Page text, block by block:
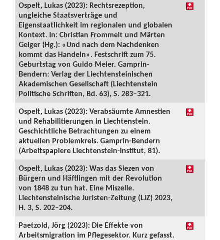
Ospelt, Lukas (2023): Rechtsrezeption,
ungleiche Staatsverträge und
Eigenstaatlichkeit im regionalen und globalen
Kontext. In: Christian Frommelt und Märten
Geiger (Hg.): «Und nach dem Nachdenken
kommt das Handeln». Festschrift zum 75.
Geburtstag von Guido Meier. Gamprin-
Bendern: Verlag der Liechtensteinischen
Akademischen Gesellschaft (Liechtenstein
Politische Schriften, Bd. 63), S. 283–321.
Ospelt, Lukas (2023): Verabsäumte Amnestien
und Rehabilitierungen in Liechtenstein.
Geschichtliche Betrachtungen zu einem
aktuellen Problemkreis. Gamprin-Bendern
(Arbeitspapiere Liechtenstein-Institut, 81).
Ospelt, Lukas (2023): Was das Siezen von
Bürgern und Häftlingen mit der Revolution
von 1848 zu tun hat. Eine Miszelle.
Liechtensteinische Juristen-Zeitung (LJZ) 2023,
H. 3, S. 202–204.
Paetzold, Jörg (2023): Die Effekte von
Arbeitsmigration im Pflegesektor. Kurz gefasst.